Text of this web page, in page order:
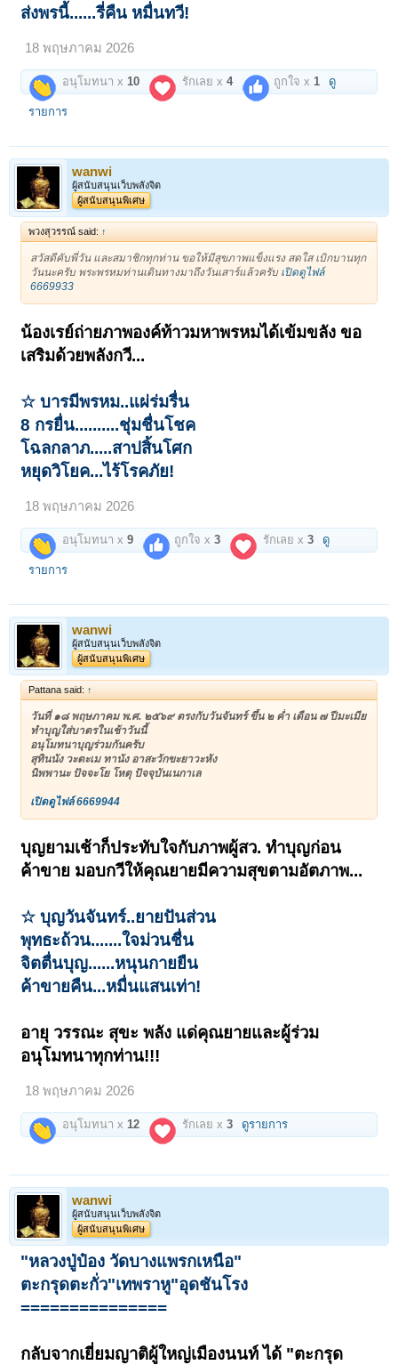
ส่งพรนี้......รี่คืน หมื่นทวี!
18 พฤษภาคม 2026
อนุโมทนา x 10 รักเลย x4 ถูกใจ x 1 ดู
รายการ
wanwi
ผู้สนับสนุนเว็บพลังจิต
ผู้สนับสนุนพิเศษ
พวงสุวรรณ์ said: ↑
สวัสดีคับพี่วัน และสมาชิกทุกท่าน ขอให้มีสุขภาพแข็งแรง สดใส เบิกบานทุก
วันนะครับ พระพรหมท่านเดินทางมาถึงวันเสาร์แล้วครับ เปิดดูไฟล์
6669933
น้องเรย์ถ่ายภาพองค์ท้าวมหาพรหมได้เข้มขลัง ขอ
เสริมด้วยพลังกวี...
☆ บารมีพรหม..แผ่ร่มรื่น
8 กรยื่น..........ชุ่มชื่นโชค
โฉลกลาภ.....สาปสิ้นโศก
หยุดวิโยค...ไร้โรคภัย!
18 พฤษภาคม 2026
อนุโมทนา x9 ถูกใจ x3 รักเลย x3 ดู
รายการ
wanwi
ผู้สนับสนุนเว็บพลังจิต
ผู้สนับสนุนพิเศษ
Pattana said: ↑
วันที่ ๑๘ พฤษภาคม พ.ศ. ๒๕๖๙ ตรงกับวันจันทร์ ขึ้น ๒ ค่ำ เดือน ๗ ปีมะเมีย
ทำบุญใส่บาตรในเช้าวันนี้
อนุโมทนาบุญร่วมกันครับ
สุทินนัง วะตะเม ทานัง อาสะวักขะยาวะหัง
นิพพานะ ปัจจะโย โหตุ ปัจจุบันเนกาเล
เปิดดูไฟล์ 6669944
บุญยามเช้าก็ประทับใจกับภาพผู้สว. ทำบุญก่อน
ค้าขาย มอบกวีให้คุณยายมีความสุขตามอัตภาพ...
☆ บุญวันจันทร์..ยายปันส่วน
พุทธะถ้วน.......ใจม่วนชื่น
จิตตื่นบุญ......หนุนกายยืน
ค้าขายคืน...หมื่นแสนเท่า!
อายุ วรรณะ สุขะ พลัง แด่คุณยายและผู้ร่วม
อนุโมทนาทุกท่าน!!!
18 พฤษภาคม 2026
อนุโมทนา x 12 รักเลย x3 ดูรายการ
wanwi
ผู้สนับสนุนเว็บพลังจิต
ผู้สนับสนุนพิเศษ
"หลวงปู่ป๋อง วัดบางแพรกเหนือ"
ตะกรุดตะกั่ว"เทพราหู"อุดชันโรง
===============
กลับจากเยี่ยมญาติผู้ใหญ่เมืองนนท์ ได้ "ตะกรุด